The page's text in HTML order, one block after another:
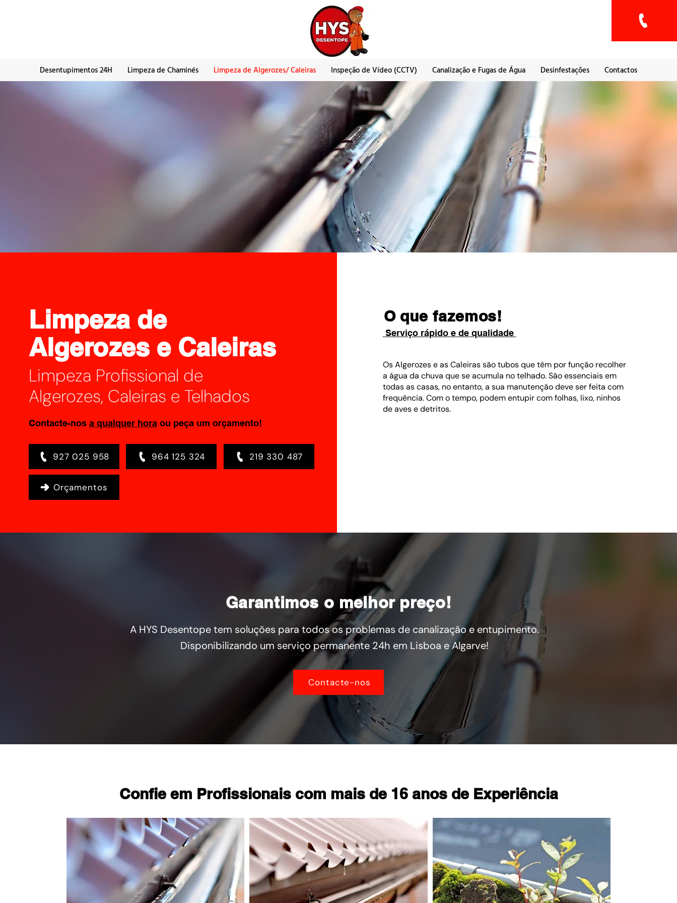
Desentupimentos 24H Limpeza de Chaminés Limpeza de Algerozes/ Caleiras Inspeção de Vídeo (CCTV) Canalização e Fugas de Água Desinfestações Contactos
Limpeza de
Algerozes e Caleiras
Limpeza Profissional de
Algerozes, Caleiras e Telhados
Contacte-nos a qualquer hora ou peça um orçamento!
927 025 958 964 125 324 219 330 487
Orçamentos
O que fazemos!
Serviço rápido e de qualidade
Os Algerozes e as Caleiras são tubos que têm por função recolher
a água da chuva que se acumula no telhado. São essenciais em
todas as casas, no entanto, a sua manutenção deve ser feita com
frequência. Com o tempo, podem entupir com folhas, lixo, ninhos
de aves e detritos.
Garantimos o melhor preço!
A HYS Desentope tem soluções para todos os problemas de canalização e entupimento.
Disponibilizando um serviço permanente 24h em Lisboa e Algarve!
Contacte-nos
Confie em Profissionais com mais de 16 anos de Experiência